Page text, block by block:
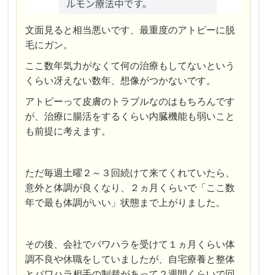
文面見ると相当悪いです、最重度のアトピーに脱
毛にガン。
ここ数年気力がなくて何の治療もしてないという
くらい冴えない数年、想像がつかないです。
アトピーって皮膚のトラブルなのはもちろんです
が、治療に腸活をするくらい内臓機能も弱いこと
も前提に考えます。
ただ毎週土曜２～３回続けて来てくれていたら、
意外と体調が良くなり、２ヵ月くらいで「ここ数
年で最も体調がいい」状態まで上がりました。
その後、会社でパワハラを受けて１ヵ月くらい体
調不良や休職をしていましたが、自宅療養と整体